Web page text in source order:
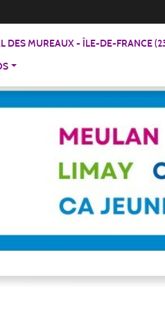
DES MUREAUX - ÎLE-DE-FRANCE